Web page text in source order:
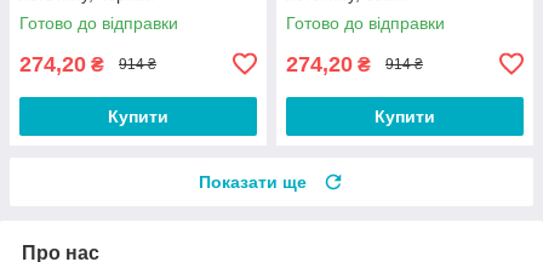
Готово до відправки
274,20 ₴ 914 ₴
Купити
Готово до відправки
274,20 ₴ 914 ₴
Купити
Показати ще
Про нас